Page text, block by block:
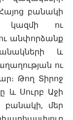
բանակի
կազմի ու
անփորձանք
և
ու
Թող Տիրոջ
և Սուրբ Աջի
բանակի, մեր